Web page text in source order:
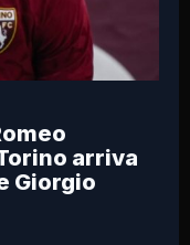
arriva
Giorgio